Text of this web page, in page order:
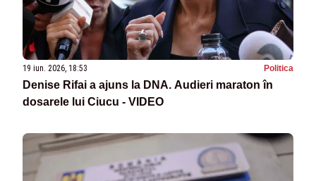
19 iun. 2026, 18:53 Politica
Denise Rifai a ajuns la DNA. Audieri maraton în
dosarele lui Ciucu - VIDEO